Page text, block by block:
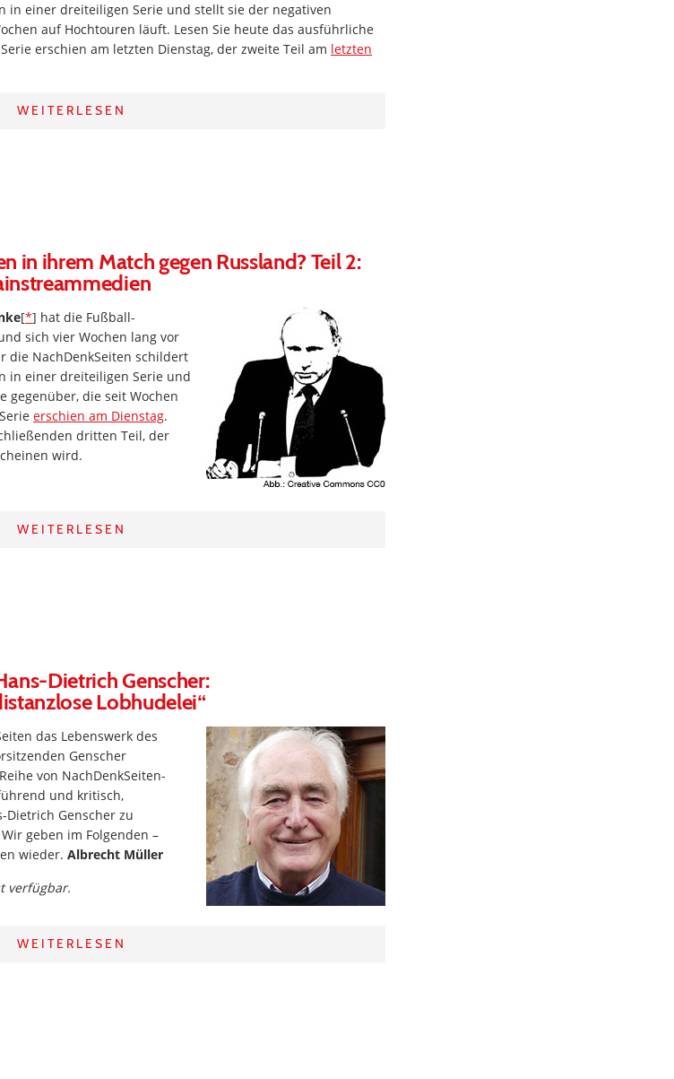
in einer dreiteiligen Serie und stellt sie der negativen
auf Hochtouren läuft. Lesen Sie heute das ausführliche
erschien am letzten Dienstag, der zweite Teil am letzten
WEITERLESEN
in ihrem Match gegen Russland? Teil 2:
[*] hat die Fußball-
sich vier Wochen lang vor
die NachDenkSeiten schildert
in einer dreiteiligen Serie und
gegenüber, die seit Wochen
erschien am Dienstag.
dritten Teil, der
wird.
WEITERLESEN
Dietrich Genscher:
Lobhudelei“
das Lebenswerk des
Genscher
von NachDenkSeiten-
und kritisch,
Genscher zu
geben im Folgenden –
wieder. Albrecht Müller
verfügbar.
WEITERLESEN